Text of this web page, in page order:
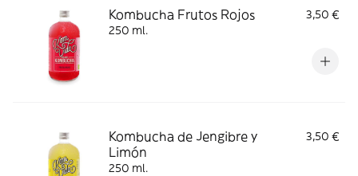
Kombucha Frutos Rojos
3,50 €
250 ml.
Kombucha de Jengibre y
Limón
3,50 €
250 ml.